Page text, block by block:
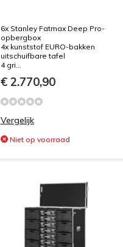
6x Stanley Fatmax Deep Pro-
opbergbox
4x kunststof EURO-bakken
uitschuifbare tafel
4 gri...
€ 2.770,90
Vergelijk
Niet op voorraad